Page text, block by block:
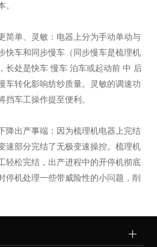
。
单、灵敏：电器上分为手动单动与
快车和同步慢车（同步慢车是梳理机
长处是快车 慢车 泊车或起动前 中 后
车转化影响纺纱质量。灵敏的调速功
车工操作提至便利。
出产事端：因为梳理机电器上完结
速部分完结了无极变速操控。梳理机
轻松完结，出产进程中的开停机彻底
停机处理一些带威险性的小问题，削